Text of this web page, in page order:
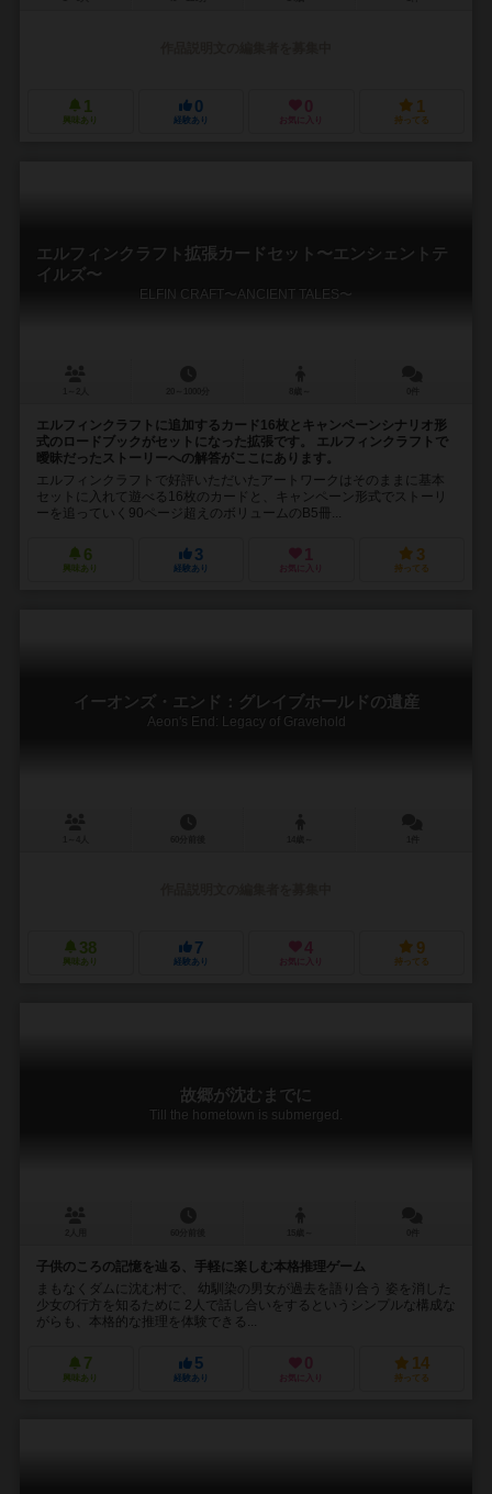
1
興味あり
0
経験あり
0
お気に入り
1
持ってる
エルフィンクラフト拡張カードセット〜エンシェントテ
イルズ〜
ELFIN CRAFT〜ANCIENT TALES〜
エルフィンクラフトに追加するカード16枚とキャンペーンシナリオ形
式のロードブックがセットになった拡張です。 エルフィンクラフトで
曖昧だったストーリーへの解答がここにあります。
エルフィンクラフトで好評いただいたアートワークはそのままに基本
セットに入れて遊べる16枚のカードと、キャンペーン形式でストーリ
ーを追っていく90ページ超えのボリュームのB5冊...
6
興味あり
3
経験あり
1
お気に入り
3
持ってる
イーオンズ・エンド：グレイブホールドの遺産
Aeon's End: Legacy of Gravehold
38
興味あり
7
経験あり
4
お気に入り
9
持ってる
故郷が沈むまでに
Till the hometown is submerged.
子供のころの記憶を辿る、手軽に楽しむ本格推理ゲーム
まもなくダムに沈む村で、 幼馴染の男女が過去を語り合う 姿を消した
少女の行方を知るために 2人で話し合いをするというシンプルな構成な
がらも、本格的な推理を体験できる...
7
興味あり
5
経験あり
0
お気に入り
14
持ってる